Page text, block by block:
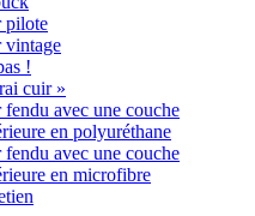
pilote
vintage
!
cuir »
avec une couche
en polyuréthane
avec une couche
en microfibre